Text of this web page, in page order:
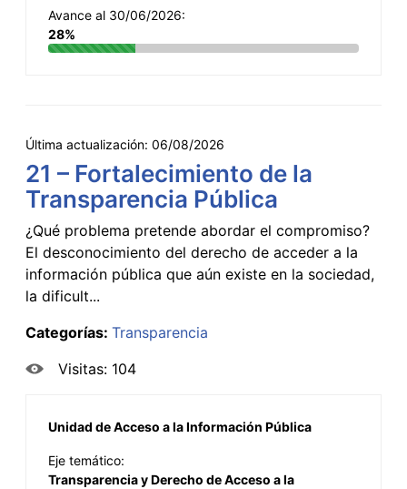
Avance al 30/06/2026:
28%
Última actualización: 06/08/2026
21 – Fortalecimiento de la
Transparencia Pública
¿Qué problema pretende abordar el compromiso?
El desconocimiento del derecho de acceder a la
información pública que aún existe en la sociedad,
la dificult...
Categorías: Transparencia
Visitas: 104
Unidad de Acceso a la Información Pública
Eje temático:
Transparencia y Derecho de Acceso a la